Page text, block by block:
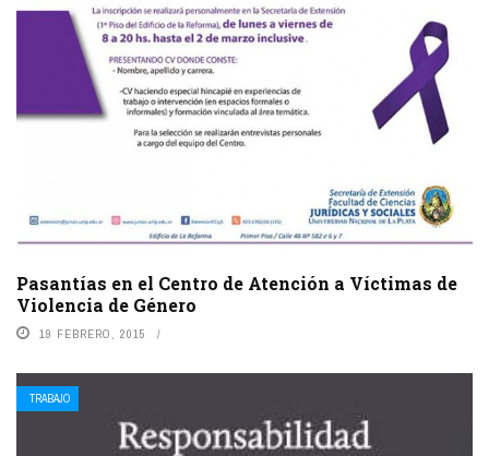
Pasantías en el Centro de Atención a Víctimas de
Violencia de Género
19 FEBRERO, 2015
TRABAJO